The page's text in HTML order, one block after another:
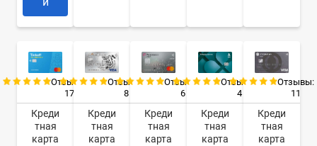
Отзывы:
17
Креди
тная
карта
Отзывы:
8
Креди
тная
карта
Отзывы:
6
Креди
тная
карта
Отзывы:
4
Креди
тная
карта
Отзывы:
11
Креди
тная
карта